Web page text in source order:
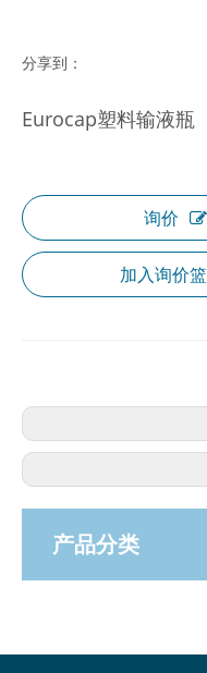
分享到：
Eurocap塑料输液瓶
询价
加入询价篮
产品分类